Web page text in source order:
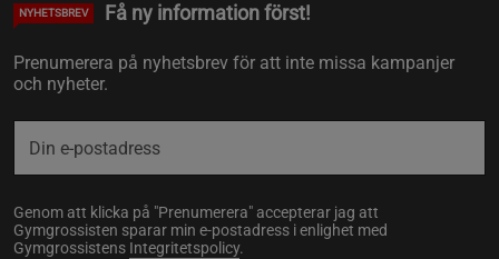
NYHETSBREV Få ny information först!
Prenumerera på nyhetsbrev för att inte missa kampanjer
och nyheter.
Genom att klicka på "Prenumerera" accepterar jag att
Gymgrossisten sparar min e-postadress i enlighet med
Gymgrossistens Integritetspolicy.